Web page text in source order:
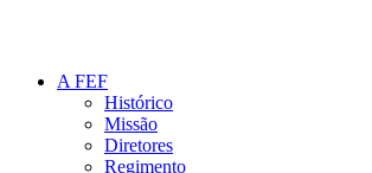
A FEF
Histórico
Missão
Diretores
Regimento